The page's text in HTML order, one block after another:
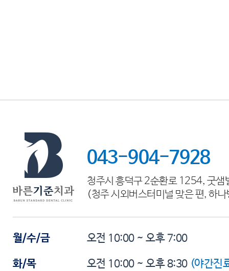
043-904-7928
청주시 흥덕구 2순환로 1254, 굿샘
(청주 시외버스터미널 맞은 편, 하
월/수/금 오전 10:00 ~ 오후 7:00
화/목 오전 10:00 ~ 오후 8:30 (야간진